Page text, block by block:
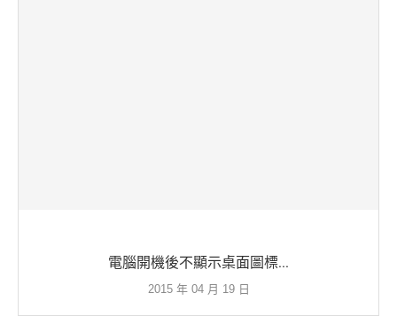
電腦開機後不顯示桌面圖標...
2015 年 04 月 19 日